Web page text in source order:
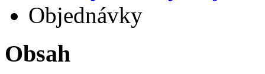
Objednávky
Obsah